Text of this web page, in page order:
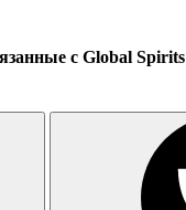
с Global Spirits